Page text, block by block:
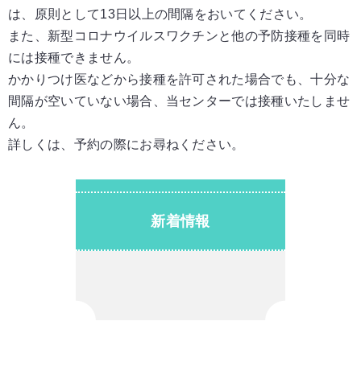
は、原則として13日以上の間隔をおいてください。
また、新型コロナウイルスワクチンと他の予防接種を同時
には接種できません。
かかりつけ医などから接種を許可された場合でも、十分な
間隔が空いていない場合、当センターでは接種いたしませ
ん。
詳しくは、予約の際にお尋ねください。
新着情報